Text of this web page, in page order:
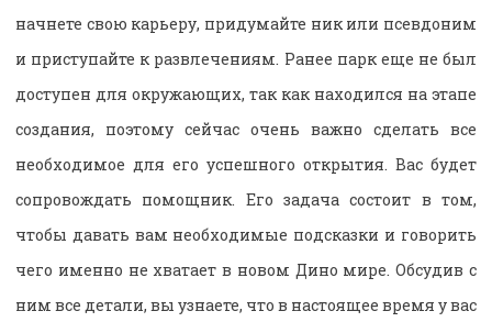
начнете свою карьеру, придумайте ник или псевдоним
и приступайте к развлечениям. Ранее парк еще не был
доступен для окружающих, так как находился на этапе
создания, поэтому сейчас очень важно сделать все
необходимое для его успешного открытия. Вас будет
сопровождать помощник. Его задача состоит в том,
чтобы давать вам необходимые подсказки и говорить
чего именно не хватает в новом Дино мире. Обсудив с
ним все детали, вы узнаете, что в настоящее время у вас